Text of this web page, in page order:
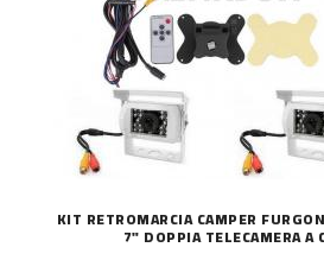
KIT RETROMARCIA CAMPER
7" DOPPIA TELECAMERA A